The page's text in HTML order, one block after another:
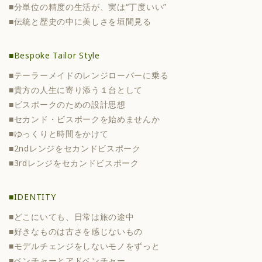
■分単位の精度の生活が、実は“丁度いい”
■伝統と歴史の中に美しさを垣間見る
■Bespoke Tailor Style
■テーラーメイドのレンジローバーに乗る
■貴方の人生に寄り添う１台として
■ビスポークのための設計思想
■セカンド・ビスポークを始めませんか
■ゆっくりと時間をかけて
■2ndレンジをセカンドビスポーク
■3rdレンジをセカンドビスポーク
■IDENTITY
■どこにいても、日常は旅の途中
■好きなものは古さを感じないもの
■モデルチェンジをしないモノをずっと